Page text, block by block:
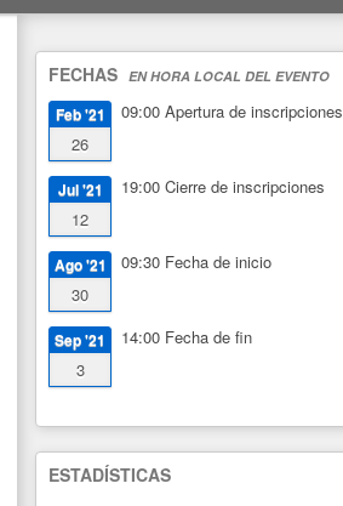
FECHAS EN HORA LOCAL DEL EVENTO
Feb '21
26
09:00 Apertura de inscripciones
Jul '21
12
19:00 Cierre de inscripciones
Ago '21
30
09:30 Fecha de inicio
Sep '21
3
14:00 Fecha de fin
ESTADÍSTICAS